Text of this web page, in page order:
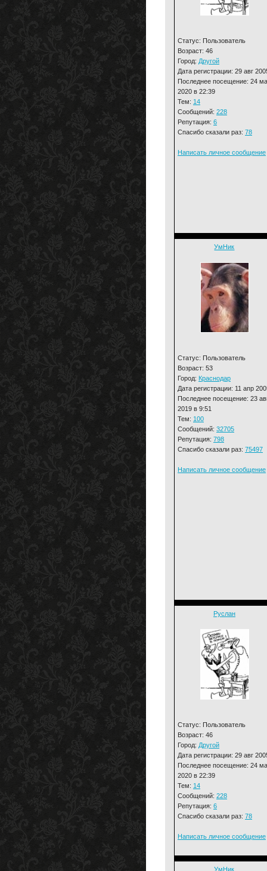
Статус: Пользователь
Возраст: 46
Город: Другой
Дата регистрации: 29 авг
Последнее посещение: 24
2020 в 22:39
Тем: 14
Сообщений: 228
Репутация: 6
Спасибо сказали раз: 78
Написать личное сообщение
УмНик
Статус: Пользователь
Возраст: 53
Город: Краснодар
Дата регистрации: 11 апр
Последнее посещение: 23
2019 в 9:51
Тем: 100
Сообщений: 32705
Репутация: 798
Спасибо сказали раз: 75497
Написать личное сообщение
Руслан
Статус: Пользователь
Возраст: 46
Город: Другой
Дата регистрации: 29 авг
Последнее посещение: 24
2020 в 22:39
Тем: 14
Сообщений: 228
Репутация: 6
Спасибо сказали раз: 78
Написать личное сообщение
УмНик